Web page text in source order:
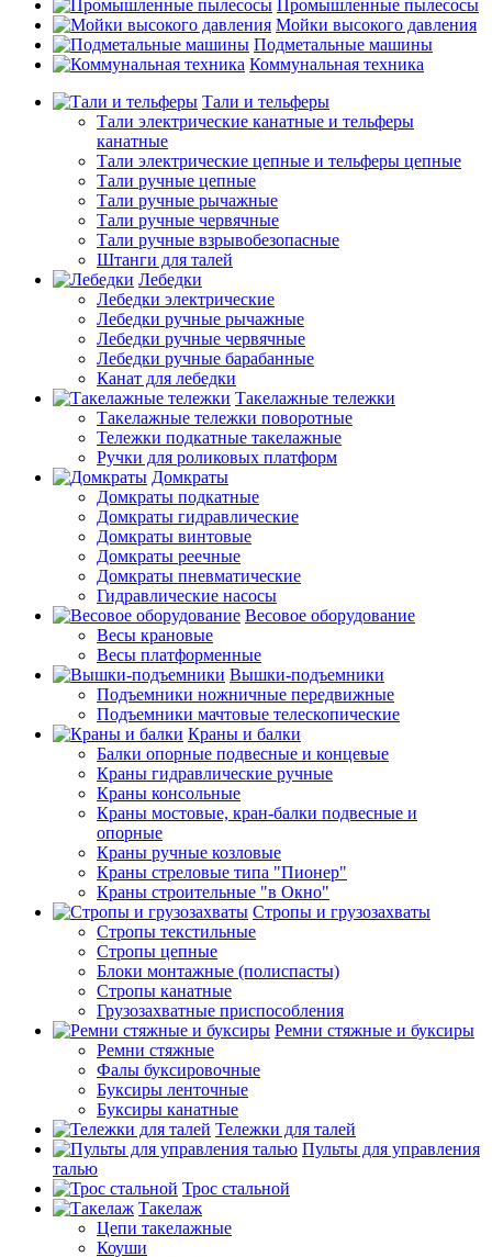
Промышленные пылесосы
Мойки высокого давления
Подметальные машины
Коммунальная техника
Тали и тельферы
Тали электрические канатные и тельферы
канатные
Тали электрические цепные и тельферы цепные
Тали ручные цепные
Тали ручные рычажные
Тали ручные червячные
Тали ручные взрывобезопасные
Штанги для талей
Лебедки
Лебедки электрические
Лебедки ручные рычажные
Лебедки ручные червячные
Лебедки ручные барабанные
Канат для лебедки
Такелажные тележки
Такелажные тележки поворотные
Тележки подкатные такелажные
Ручки для роликовых платформ
Домкраты
Домкраты подкатные
Домкраты гидравлические
Домкраты винтовые
Домкраты реечные
Домкраты пневматические
Гидравлические насосы
Весовое оборудование
Весы крановые
Весы платформенные
Вышки-подъемники
Подъемники ножничные передвижные
Подъемники мачтовые телескопические
Краны и балки
Балки опорные подвесные и концевые
Краны гидравлические ручные
Краны консольные
Краны мостовые, кран-балки подвесные и
опорные
Краны ручные козловые
Краны стреловые типа "Пионер"
Краны строительные "в Окно"
Стропы и грузозахваты
Стропы текстильные
Стропы цепные
Блоки монтажные (полиспасты)
Стропы канатные
Грузозахватные приспособления
Ремни стяжные и буксиры
Ремни стяжные
Фалы буксировочные
Буксиры ленточные
Буксиры канатные
Тележки для талей
Пульты для управления
талью
Трос стальной
Такелаж
Цепи такелажные
Коуши